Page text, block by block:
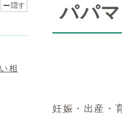
パパ
妊娠・出産・
隠す
相